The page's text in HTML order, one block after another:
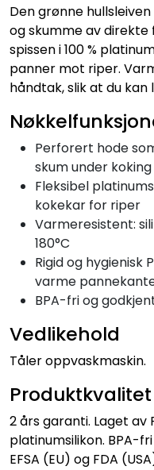
Den grønne
og skumme av
spissen i 100 %
panner mot riper.
håndtak, slik at du
Perforert hode
skum under koking
Fleksibel
kokekar for riper
Varmeresistent:
180°C
Rigid og hygienisk
varme
BPA-fri og
Vedlikehold
Tåler oppvaskmaskin.
Produktkvalitet
2 års garanti. Laget av
platinumsilikon. BPA-
EFSA (EU) og FDA